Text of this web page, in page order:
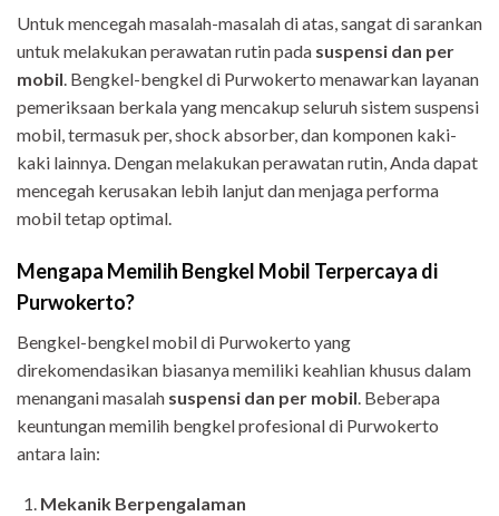
Untuk mencegah masalah-masalah di atas, sangat di sarankan
untuk melakukan perawatan rutin pada suspensi dan per
mobil. Bengkel-bengkel di Purwokerto menawarkan layanan
pemeriksaan berkala yang mencakup seluruh sistem suspensi
mobil, termasuk per, shock absorber, dan komponen kaki-
kaki lainnya. Dengan melakukan perawatan rutin, Anda dapat
mencegah kerusakan lebih lanjut dan menjaga performa
mobil tetap optimal.
Mengapa Memilih Bengkel Mobil Terpercaya di
Purwokerto?
Bengkel-bengkel mobil di Purwokerto yang
direkomendasikan biasanya memiliki keahlian khusus dalam
menangani masalah suspensi dan per mobil . Beberapa
keuntungan memilih bengkel profesional di Purwokerto
antara lain:
Mekanik Berpengalaman